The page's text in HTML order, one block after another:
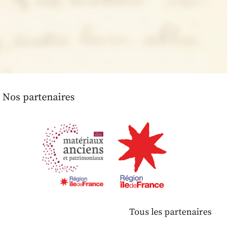
Nos partenaires
Tous les partenaires